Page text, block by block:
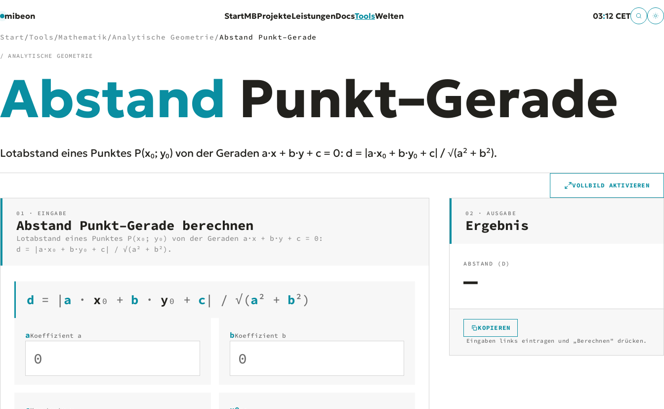
mibeon StartMBProjekteLeistungenDocsToolsWelten 03:12 CET
01Start
MB
04Leistungen
Docs
06Tools
Start /Tools /Mathematik /Analytische Geometrie /Abstand Punkt–Gerade
/ ANALYTISCHE GEOMETRIE
Abstand Punkt–Gerade
Lotabstand eines Punktes P(x₀; y₀) von der Geraden a·x + b·y + c = 0: d = |a·x₀ + b·y₀ + c| / √(a² + b²).
VOLLBILD AKTIVIEREN
01 · EINGABE
Abstand Punkt–Gerade berechnen
Lotabstand eines Punktes P(x₀; y₀) von der Geraden a·x + b·y + c = 0:
d = |a·x₀ + b·y₀ + c| / √(a² + b²).
d = | a · x₀ + b · y₀ + c | / √(a² + b²)
aKoeffizient a bKoeffizient b
02 · AUSGABE
Ergebnis
ABSTAND (D)
—
KOPIEREN
Eingaben links eintragen und „Berechnen" drücken.